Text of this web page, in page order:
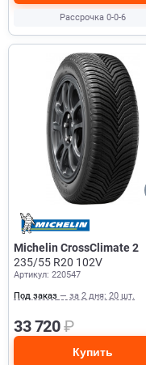
Рассрочка 0-0-6
Michelin CrossClimate 2
235/55 R20 102V
Артикул: 220547
Под заказ — за 2 дня: 20 шт.
33 720₽
Купить